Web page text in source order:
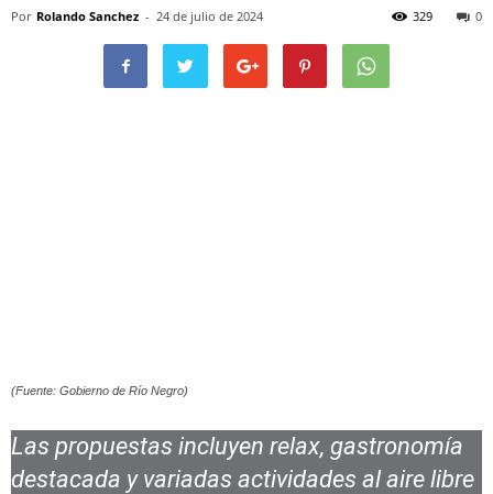
Por Rolando Sanchez - 24 de julio de 2024 0
329
(Fuente: Gobierno de Río Negro)
Las propuestas incluyen relax, gastronomía
destacada y variadas actividades al aire libre